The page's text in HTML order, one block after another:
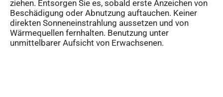
ziehen. Entsorgen Sie es, sobald erste Anzeichen von
Beschädigung oder Abnutzung auftauchen. Keiner
direkten Sonneneinstrahlung aussetzen und von
Wärmequellen fernhalten. Benutzung unter
unmittelbarer Aufsicht von Erwachsenen.